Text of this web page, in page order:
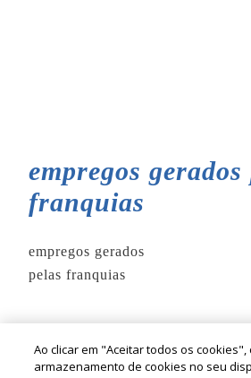
empregos gerados
franquias
empregos gerados
pelas franquias
Ao clicar em "Aceitar todos os cookies",
armazenamento de cookies no seu